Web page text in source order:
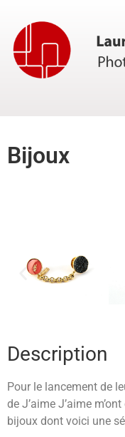
Bijoux
Description
Pour le lancement de
de J’aime J’aime
bijoux dont voici une